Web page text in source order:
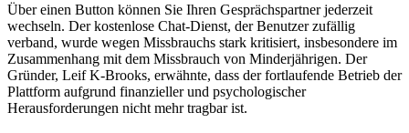
Über einen Button können Sie Ihren Gesprächspartner jederzeit
wechseln. Der kostenlose Chat-Dienst, der Benutzer zufällig
verband, wurde wegen Missbrauchs stark kritisiert, insbesondere im
Zusammenhang mit dem Missbrauch von Minderjährigen. Der
Gründer, Leif K-Brooks, erwähnte, dass der fortlaufende Betrieb der
Plattform aufgrund finanzieller und psychologischer
Herausforderungen nicht mehr tragbar ist.